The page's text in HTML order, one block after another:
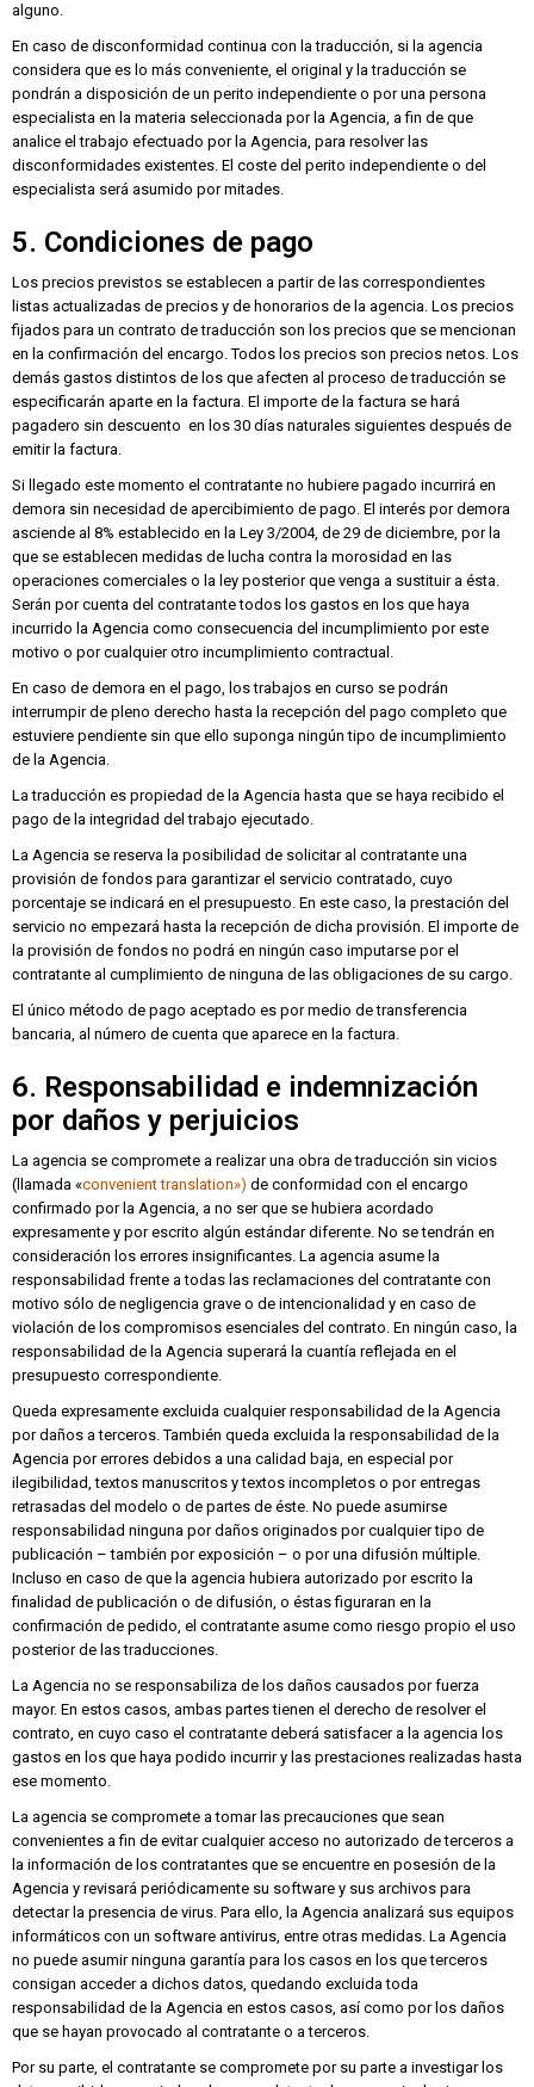
alguno.
En caso de disconformidad continua con la traducción, si la agencia
considera que es lo más conveniente, el original y la traducción se
pondrán a disposición de un perito independiente o por una persona
especialista en la materia seleccionada por la Agencia, a fin de que
analice el trabajo efectuado por la Agencia, para resolver las
disconformidades existentes. El coste del perito independiente o del
especialista será asumido por mitades.
5. Condiciones de pago
Los precios previstos se establecen a partir de las correspondientes
listas actualizadas de precios y de honorarios de la agencia. Los precios
fijados para un contrato de traducción son los precios que se mencionan
en la confirmación del encargo. Todos los precios son precios netos. Los
demás gastos distintos de los que afecten al proceso de traducción se
especificarán aparte en la factura. El importe de la factura se hará
pagadero sin descuento en los 30 días naturales siguientes después de
emitir la factura.
Si llegado este momento el contratante no hubiere pagado incurrirá en
demora sin necesidad de apercibimiento de pago. El interés por demora
asciende al 8% establecido en la Ley 3/2004, de 29 de diciembre, por la
que se establecen medidas de lucha contra la morosidad en las
operaciones comerciales o la ley posterior que venga a sustituir a ésta.
Serán por cuenta del contratante todos los gastos en los que haya
incurrido la Agencia como consecuencia del incumplimiento por este
motivo o por cualquier otro incumplimiento contractual.
En caso de demora en el pago, los trabajos en curso se podrán
interrumpir de pleno derecho hasta la recepción del pago completo que
estuviere pendiente sin que ello suponga ningún tipo de incumplimiento
de la Agencia.
La traducción es propiedad de la Agencia hasta que se haya recibido el
pago de la integridad del trabajo ejecutado.
La Agencia se reserva la posibilidad de solicitar al contratante una
provisión de fondos para garantizar el servicio contratado, cuyo
porcentaje se indicará en el presupuesto. En este caso, la prestación del
servicio no empezará hasta la recepción de dicha provisión. El importe de
la provisión de fondos no podrá en ningún caso imputarse por el
contratante al cumplimiento de ninguna de las obligaciones de su cargo.
El único método de pago aceptado es por medio de transferencia
bancaria, al número de cuenta que aparece en la factura.
6. Responsabilidad e indemnización
por daños y perjuicios
La agencia se compromete a realizar una obra de traducción sin vicios
(llamada «convenient translation») de conformidad con el encargo
confirmado por la Agencia, a no ser que se hubiera acordado
expresamente y por escrito algún estándar diferente. No se tendrán en
consideración los errores insignificantes. La agencia asume la
responsabilidad frente a todas las reclamaciones del contratante con
motivo sólo de negligencia grave o de intencionalidad y en caso de
violación de los compromisos esenciales del contrato. En ningún caso, la
responsabilidad de la Agencia superará la cuantía reflejada en el
presupuesto correspondiente.
Queda expresamente excluida cualquier responsabilidad de la Agencia
por daños a terceros. También queda excluida la responsabilidad de la
Agencia por errores debidos a una calidad baja, en especial por
ilegibilidad, textos manuscritos y textos incompletos o por entregas
retrasadas del modelo o de partes de éste. No puede asumirse
responsabilidad ninguna por daños originados por cualquier tipo de
publicación – también por exposición – o por una difusión múltiple.
Incluso en caso de que la agencia hubiera autorizado por escrito la
finalidad de publicación o de difusión, o éstas figuraran en la
confirmación de pedido, el contratante asume como riesgo propio el uso
posterior de las traducciones.
La Agencia no se responsabiliza de los daños causados por fuerza
mayor. En estos casos, ambas partes tienen el derecho de resolver el
contrato, en cuyo caso el contratante deberá satisfacer a la agencia los
gastos en los que haya podido incurrir y las prestaciones realizadas hasta
ese momento.
La agencia se compromete a tomar las precauciones que sean
convenientes a fin de evitar cualquier acceso no autorizado de terceros a
la información de los contratantes que se encuentre en posesión de la
Agencia y revisará periódicamente su software y sus archivos para
detectar la presencia de virus. Para ello, la Agencia analizará sus equipos
informáticos con un software antivirus, entre otras medidas. La Agencia
no puede asumir ninguna garantía para los casos en los que terceros
consigan acceder a dichos datos, quedando excluida toda
responsabilidad de la Agencia en estos casos, así como por los daños
que se hayan provocado al contratante o a terceros.
Por su parte, el contratante se compromete por su parte a investigar los